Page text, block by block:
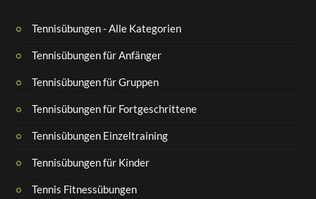
Tennisübungen - Alle Kategorien
Tennisübungen für Anfänger
Tennisübungen für Gruppen
Tennisübungen für Fortgeschrittene
Tennisübungen Einzeltraining
Tennisübungen für Kinder
Tennis Fitnessübungen